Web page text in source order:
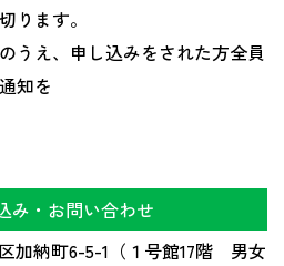
ります。
え、申し込みをされた方全員
知を
み・お問い合わせ
加納町6-5-1（１号館17階 男女